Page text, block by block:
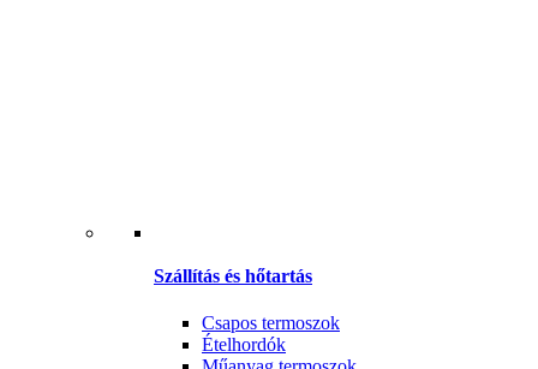
Szállítás és hőtartás
Csapos termoszok
Ételhordók